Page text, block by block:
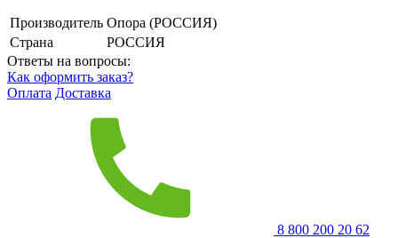
Производитель Опора (РОССИЯ)
Страна
РОССИЯ
Ответы на вопросы:
Как оформить заказ?
Оплата Доставка
8 800 200 20 62